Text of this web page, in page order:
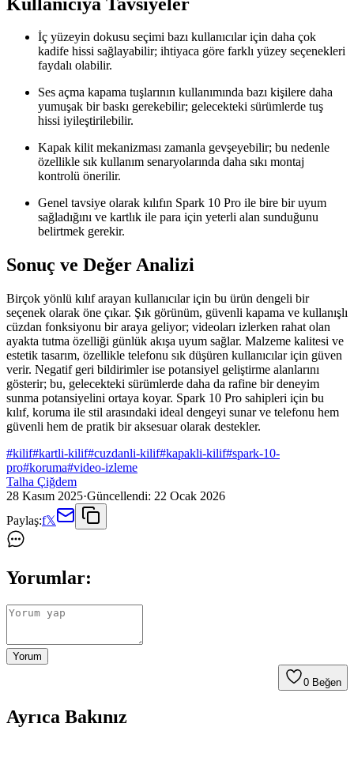
İç yüzeyin dokusu seçimi bazı kullanıcılar için daha çok
kadife hissi sağlayabilir; ihtiyaca göre farklı yüzey seçenekleri
faydalı olabilir.
Ses açma kapama tuşlarının kullanımında bazı kişilere daha
yumuşak bir baskı gerekebilir; gelecekteki sürümlerde tuş
hissi iyileştirilebilir.
Kapak kilit mekanizması zamanla gevşeyebilir; bu nedenle
özellikle sık kullanım senaryolarında daha sıkı montaj
kontrolü önerilir.
Genel tavsiye olarak kılıfın Spark 10 Pro ile bire bir uyum
sağladığını ve kartlık ile para için yeterli alan sunduğunu
belirtmek gerekir.
Sonuç ve Değer Analizi
Birçok yönlü kılıf arayan kullanıcılar için bu ürün dengeli bir
seçenek olarak öne çıkar. Şık görünüm, güvenli kapama ve kullanışlı
cüzdan fonksiyonu bir araya geliyor; videoları izlerken rahat olan
ayakta tutma özelliği günlük akışa uyum sağlar. Malzeme kalitesi ve
estetik tasarım, özellikle telefonu sık düşüren kullanıcılar için güven
verir. Negatif geri bildirimler ise potansiyel geliştirme alanlarını
gösterir; bu, gelecekteki sürümlerde daha da rafine bir deneyim
sunma potansiyelini ortaya koyar. Spark 10 Pro sahipleri için bu
kılıf, koruma ile stil arasındaki ideal dengeyi sunar ve telefonu hem
güvenli hem de pratik bir aksesuar olarak destekler.
#kilif#kartli-kilif#cuzdanli-kilif#kapakli-kilif#spark-10-
pro#koruma#video-izleme
Talha Çiğdem
28 Kasım 2025·Güncellendi: 22 Ocak 2026
Paylaş:f𝕏
Yorumlar:
Yorum
0 Beğen
Ayrıca Bakınız